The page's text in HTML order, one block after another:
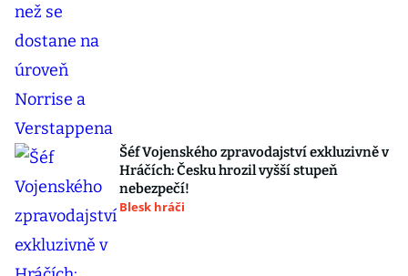
Šéf Vojenského zpravodajství exkluzivně v
Hráčích: Česku hrozil vyšší stupeň
nebezpečí!
Blesk hráči